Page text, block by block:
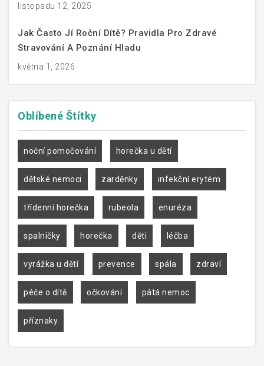
listopadu 12, 2025
Jak Často Jí Roční Dítě? Pravidla Pro Zdravé
Stravování A Poznání Hladu
května 1, 2026
Oblíbené Štítky
noční pomočování horečka u dětí
dětské nemoci zarděnky infekční erytém
třídenní horečka rubeola enuréza
spalničky horečka děti léčba
vyrážka u dětí prevence spála zdraví
péče o dítě očkování pátá nemoc
příznaky